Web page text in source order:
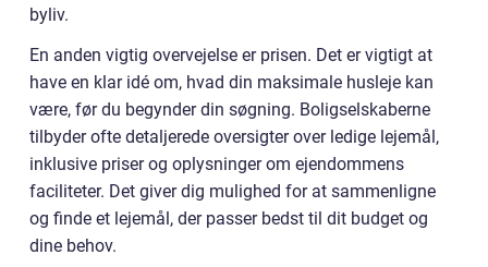
byliv.
En anden vigtig overvejelse er prisen. Det er vigtigt at
have en klar idé om, hvad din maksimale husleje kan
være, før du begynder din søgning. Boligselskaberne
tilbyder ofte detaljerede oversigter over ledige lejemål,
inklusive priser og oplysninger om ejendommens
faciliteter. Det giver dig mulighed for at sammenligne
og finde et lejemål, der passer bedst til dit budget og
dine behov.